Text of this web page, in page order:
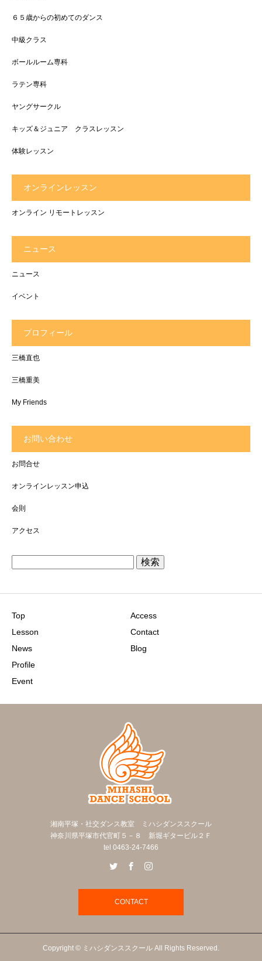
６５歳からの初めてのダンス
中級クラス
ボールルーム専科
ラテン専科
ヤングサークル
キッズ＆ジュニア クラスレッスン
体験レッスン
オンラインレッスン
オンライン リモートレッスン
ニュース
ニュース
イベント
プロフィール
三橋直也
三橋重美
My Friends
お問い合わせ
お問合せ
オンラインレッスン申込
会則
アクセス
Top
Lesson
News
Profile
Event
Access
Contact
Blog
湘南平塚・社交ダンス教室 ミハシダンススクール
神奈川県平塚市代官町５－８ 新堀ギタービル２Ｆ
tel 0463-24-7466
CONTACT
Copyright © ミハシダンススクール All Rights Reserved.